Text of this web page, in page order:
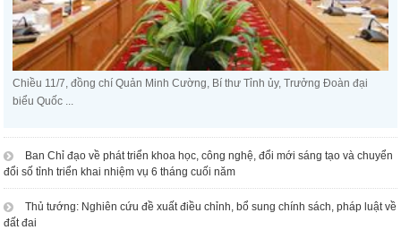
Chiều 11/7, đồng chí Quản Minh Cường, Bí thư Tỉnh ủy, Trưởng Đoàn đại
biểu Quốc ...
Ban Chỉ đạo về phát triển khoa học, công nghệ, đổi mới sáng tạo và chuyển
đổi số tỉnh triển khai nhiệm vụ 6 tháng cuối năm
Thủ tướng: Nghiên cứu đề xuất điều chỉnh, bổ sung chính sách, pháp luật về
đất đai